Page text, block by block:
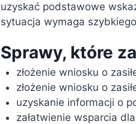
uzyskać podstawowe
sytuacja wymaga
Sprawy, które
złożenie wniosku o
złożenie wniosku o
uzyskanie informacji o
załatwienie wsparcia